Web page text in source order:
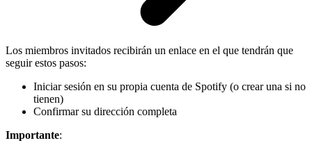
Los miembros invitados recibirán un enlace en el que tendrán que
seguir estos pasos:
Iniciar sesión en su propia cuenta de Spotify (o crear una si no
tienen)
Confirmar su dirección completa
Importante: